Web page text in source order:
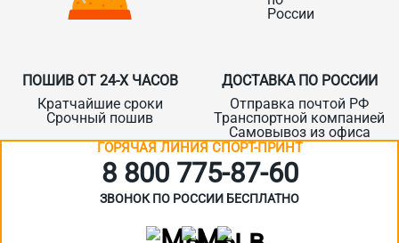
ПОШИВ ОТ 24-Х ЧАСОВ
Кратчайшие сроки
Срочный пошив
ДОСТАВКА ПО РОССИИ
Отправка почтой РФ
Транспортной компанией
Самовывоз из офиса
ГОРЯЧАЯ ЛИНИЯ СПОРТ-ПРИНТ
8 800 775‑87-60
ЗВОНОК ПО РОССИИ БЕСПЛАТНО